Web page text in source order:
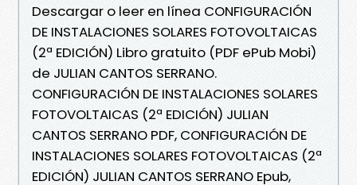
Descargar o leer en línea CONFIGURACIÓN
DE INSTALACIONES SOLARES FOTOVOLTAICAS
(2ª EDICIÓN) Libro gratuito (PDF ePub Mobi)
de JULIAN CANTOS SERRANO.
CONFIGURACIÓN DE INSTALACIONES SOLARES
FOTOVOLTAICAS (2ª EDICIÓN) JULIAN
CANTOS SERRANO PDF, CONFIGURACIÓN DE
INSTALACIONES SOLARES FOTOVOLTAICAS (2ª
EDICIÓN) JULIAN CANTOS SERRANO Epub,